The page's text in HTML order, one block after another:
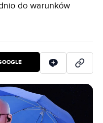
do warunków